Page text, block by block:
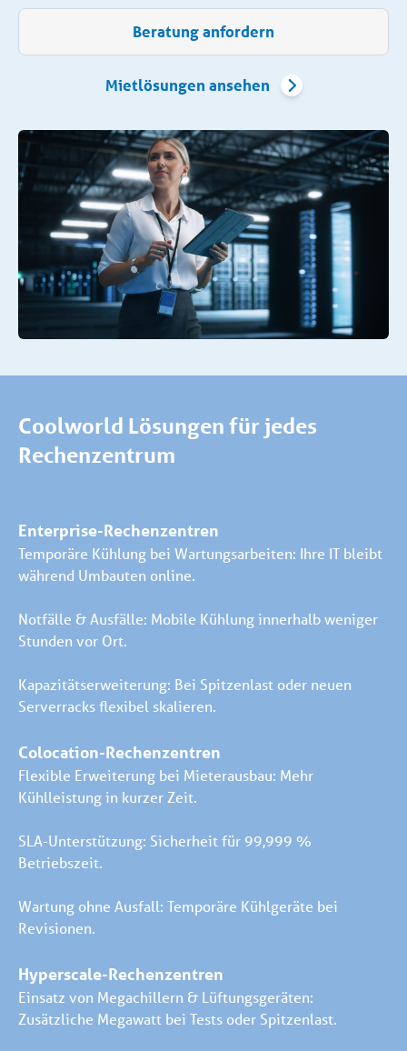
Beratung anfordern
Mietlösungen ansehen
Coolworld Lösungen für jedes
Rechenzentrum
Enterprise-Rechenzentren
Temporäre Kühlung bei Wartungsarbeiten: Ihre IT bleibt
während Umbauten online.
Notfälle & Ausfälle: Mobile Kühlung innerhalb weniger
Stunden vor Ort.
Kapazitätserweiterung: Bei Spitzenlast oder neuen
Serverracks flexibel skalieren.
Colocation-Rechenzentren
Flexible Erweiterung bei Mieterausbau: Mehr
Kühlleistung in kurzer Zeit.
SLA-Unterstützung: Sicherheit für 99,999 %
Betriebszeit.
Wartung ohne Ausfall: Temporäre Kühlgeräte bei
Revisionen.
Hyperscale-Rechenzentren
Einsatz von Megachillern & Lüftungsgeräten:
Zusätzliche Megawatt bei Tests oder Spitzenlast.